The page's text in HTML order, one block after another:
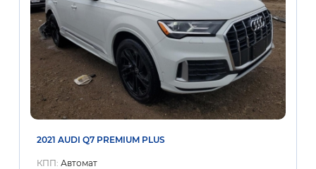
2021 AUDI Q7 PREMIUM PLUS
КПП: Автомат